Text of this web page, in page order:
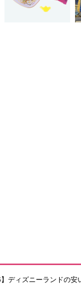
】ディズニーランドの